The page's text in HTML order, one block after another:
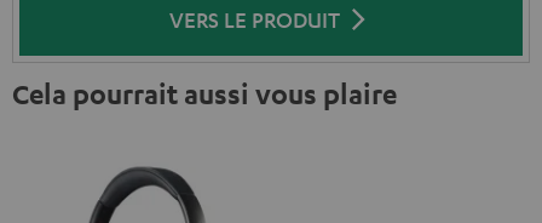
VERS LE PRODUIT
Cela pourrait aussi vous plaire